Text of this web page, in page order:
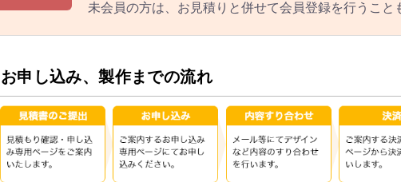
未会員の方は、お見積りと併せて会員登録を行うこと
申し込み、製作までの流れ